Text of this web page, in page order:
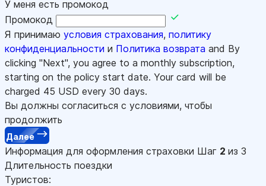
У меня есть промокод
Промокод
Я принимаю условия страхования, политику
конфиденциальности и Политика возврата and By
clicking "Next", you agree to a monthly subscription,
starting on the policy start date. Your card will be
charged 45 USD every 30 days.
Вы должны согласиться с условиями, чтобы
продолжить
Далее
Информация для оформления страховки Шаг 2 из 3
Длительность поездки
Туристов: